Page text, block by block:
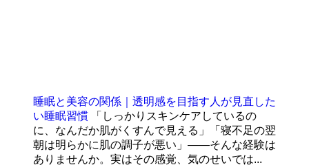
睡眠と美容の関係｜透明感を目指す人が見直した
い睡眠習慣
「しっかりスキンケアしているの
に、なんだか肌がくすんで見える」「寝不足の翌
朝は明らかに肌の調子が悪い」——そんな経験は
ありませんか。実はその感覚、気のせいでは...